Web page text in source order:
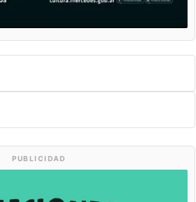
PUBLICIDAD